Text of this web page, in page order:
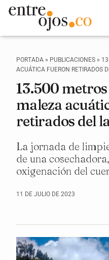
PORTADA » PUBLICACIONES »
ACUÁTICA FUERON RETIRADOS
13.500
maleza
retirados del
La jornada de
de una
oxigenación del
11 DE JULIO DE 2023